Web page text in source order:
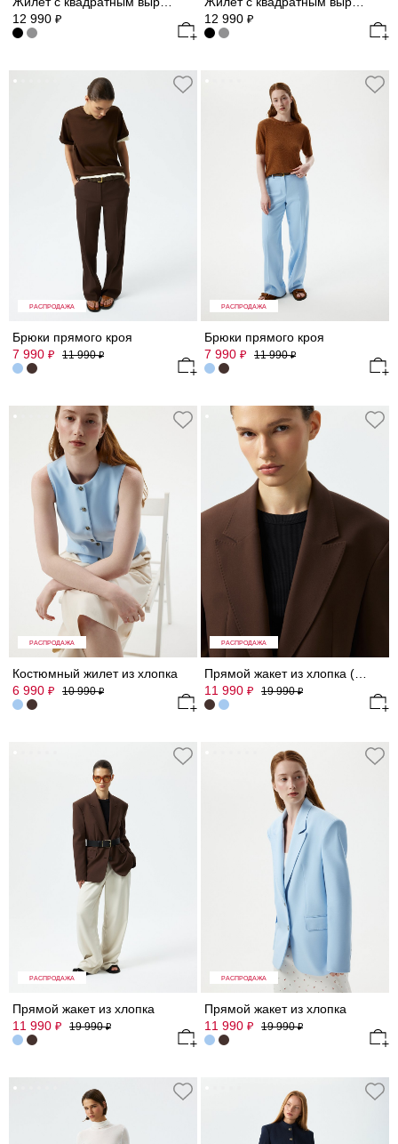
12 990 ₽
12 990 ₽
РАСПРОДАЖА
Брюки прямого кроя
7 990 ₽ 11 990₽
РАСПРОДАЖА
Брюки прямого кроя
7 990 ₽ 11 990₽
РАСПРОДАЖА
Костюмный жилет из хлопка
6 990 ₽ 10 990₽
РАСПРОДАЖА
11 990 ₽ 19 990₽
РАСПРОДАЖА
Прямой жакет из хлопка
11 990 ₽ 19 990₽
РАСПРОДАЖА
Прямой жакет из хлопка
11 990 ₽ 19 990₽